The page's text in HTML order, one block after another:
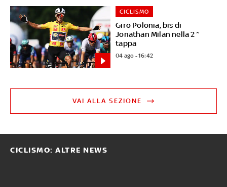
Giro Polonia, bis di
Jonathan Milan nella 2^
tappa
CICLISMO
04 ago - 16:42
VAI ALLA SEZIONE
CICLISMO: ALTRE NEWS